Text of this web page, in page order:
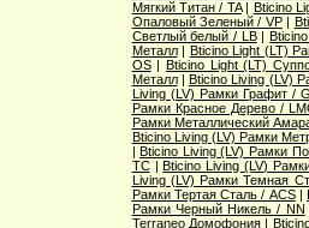
Мягкий Титан / TA| Bticino
Опаловый Зеленый / VP|
Светлый белый / LB|
Металл| Bticino Light (LT)
OS| Bticino Light (LT)
Металл|Bticino Living (LV)
Living (LV) Рамки Графит /
Рамки Красное Дерево /
Рамки Металлический
Bticino Living (LV) Рамки
|Bticino Living (LV) Рамки
TC|Bticino Living (LV)
Living (LV) Рамки Темная
Рамки Тертая Сталь / ACS|
Рамки Черный Никель / NN
Terraneo Домофония|